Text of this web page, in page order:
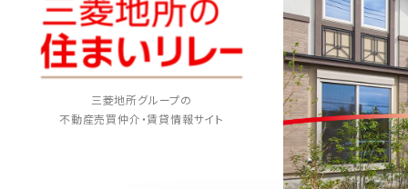
三菱地所グループの
不動産売買仲介・賃貸情報サイト